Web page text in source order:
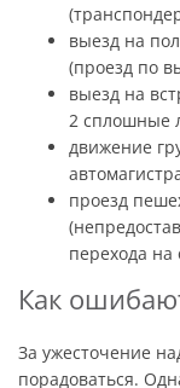
выезд на
(проезд по
выезд на
2 сплошные
движение
проезд
перехода на
Как
За ужесточение
порадоваться.